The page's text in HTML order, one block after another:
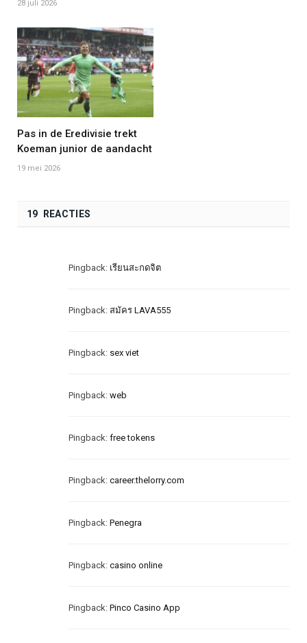
28 juli 2026
Pas in de Eredivisie trekt
Koeman junior de aandacht
19 mei 2026
19 REACTIES
Pingback: เรียนสะกดจิต
Pingback: สมัคร LAVA555
Pingback: sex viet
Pingback: web
Pingback: free tokens
Pingback: career.thelorry.com
Pingback: Penegra
Pingback: casino online
Pingback: Pinco Casino App